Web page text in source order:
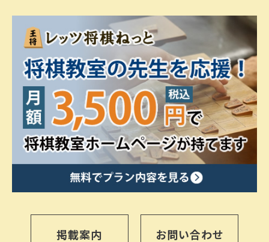
掲載案内 お問い合わせ